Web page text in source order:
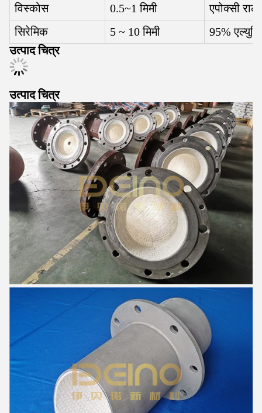
विस्कोस 0.5~1 मिमी
एपोक्सी राल
सिरेमिक
5 ~ 10 मिमी
95%
उत्पाद चित्र
उत्पाद चित्र